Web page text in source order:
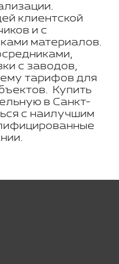
клиентской
и с
материалов.
с заводов,
тарифов для
Купить
в Санкт-
с наилучшим